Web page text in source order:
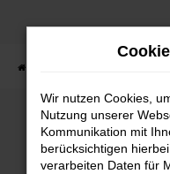
Zum
Fehler:
Wir nutzen Cookies,
Nutzung unserer
Kommunikation mit
berücksichtigen
verarbeiten Daten für